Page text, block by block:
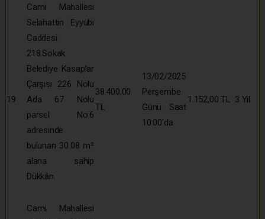
19
Cami Mahallesi
Selahattin Eyyubi
Caddesi
218.Sokak
Belediye Kasaplar
Çarşısı 226 Nolu
Ada 67 Nolu
parsel No:6
adresinde
bulunan 30.08 m²
alana sahip
Dükkân
38.400,00
TL
13/02/2025
Perşembe
Günü Saat
10:00’da
1.152,00 TL 3 Yıl
Cami Mahallesi